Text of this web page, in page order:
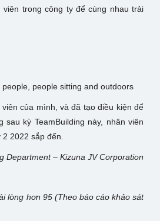
trong công ty để cùng nhau trải
của mình, và đã tạo điều kiện để
kỳ TeamBuilding này, nhân viên
2022 sắp đến.
Department – Kizuna JV Corporation
lòng hơn 95 (Theo báo cáo khảo sát